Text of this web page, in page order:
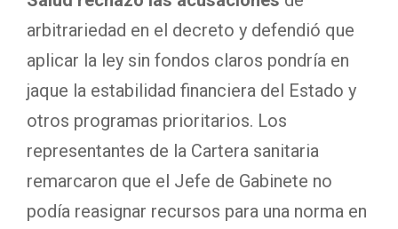
arbitrariedad en el decreto y defendió que
aplicar la ley sin fondos claros pondría en
jaque la estabilidad financiera del Estado y
otros programas prioritarios. Los
representantes de la Cartera sanitaria
remarcaron que el Jefe de Gabinete no
podía reasignar recursos para una norma en